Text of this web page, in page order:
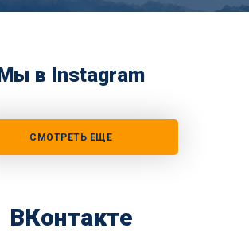
Мы в Instagram
СМОТРЕТЬ ЕЩЕ
ВКонтакте